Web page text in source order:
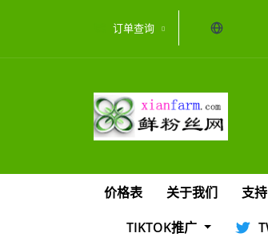
订单查询 当前语言
价格表 关于我们 支
TIKTOK推广